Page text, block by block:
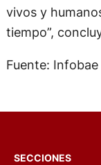
vivos y
tiempo”,
Fuente: Infobae
SECCIONES